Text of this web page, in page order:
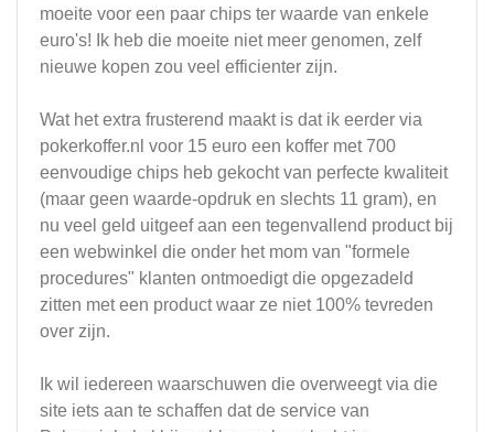
moeite voor een paar chips ter waarde van enkele
euro's! Ik heb die moeite niet meer genomen, zelf
nieuwe kopen zou veel efficienter zijn.
Wat het extra frusterend maakt is dat ik eerder via
pokerkoffer.nl voor 15 euro een koffer met 700
eenvoudige chips heb gekocht van perfecte kwaliteit
(maar geen waarde-opdruk en slechts 11 gram), en
nu veel geld uitgeef aan een tegenvallend product bij
een webwinkel die onder het mom van "formele
procedures" klanten ontmoedigt die opgezadeld
zitten met een product waar ze niet 100% tevreden
over zijn.
Ik wil iedereen waarschuwen die overweegt via die
site iets aan te schaffen dat de service van